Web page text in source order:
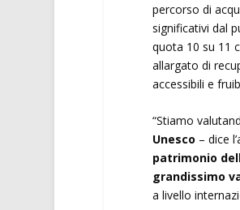
percorso di
significativi dal
quota 10 su 11
allargato di
accessibili e
“Stiamo
Unesco – dice
patrimonio
grandissimo
a livello